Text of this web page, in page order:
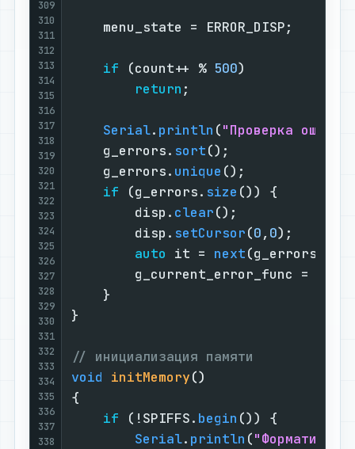
309
310
311
312
313
314
315
316
317
318
319
320
321
322
323
324
325
326
327
328
329
330
331
332
333
334
335
336
337
338
    menu_state = ERROR_DISP;
if (count++ % 500)
return ;
Serial. println ("Проверка
    g_errors.
sort();
    g_errors.
unique ();
if (g_errors. size ()) {
        disp.
clear();
        disp.
setCursor(0, 0);
auto it = next(g_errors.
g_current_error_func =
    }
}
// инициализация памяти
void initMemory()
{
if (!SPIFFS. begin ()) {
Serial. println (